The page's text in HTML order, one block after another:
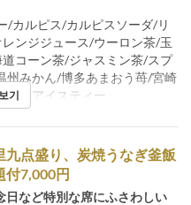
/カルピス/カルピスソーダ/リ
ンジジュース/ウーロン茶/玉
コーン茶/ジャスミン茶/スプ
州みかん/博多あまおう苺/宮崎
南国アイスティー
기
九点盛り、炭焼うなぎ釜飯
付7,000円
日など特別な席にふさわしい